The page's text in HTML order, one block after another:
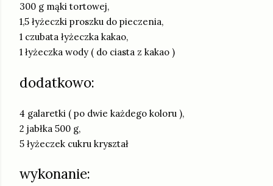
300 g mąki tortowej,
1,5 łyżeczki proszku do pieczenia,
1 czubata łyżeczka kakao,
1 łyżeczka wody ( do ciasta z kakao )
dodatkowo:
4 galaretki ( po dwie każdego koloru ),
2 jabłka 500 g,
5 łyżeczek cukru kryształ
wykonanie: